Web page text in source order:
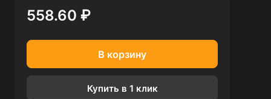
558.60 ₽
В корзину
Купить в 1 клик